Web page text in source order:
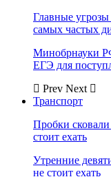
Главные
самых частых
Минобрнауки
ЕГЭ для
Prev Next
Транспорт
Пробки сковали
стоит ехать
Утренние
не стоит ехать